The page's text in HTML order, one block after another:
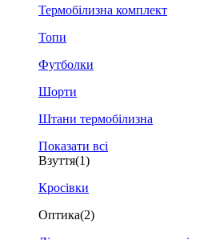
Термобілизна комплект
Топи
Футболки
Шорти
Штани термобілизна
Показати всі
Взуття(1)
Кросівки
Оптика(2)